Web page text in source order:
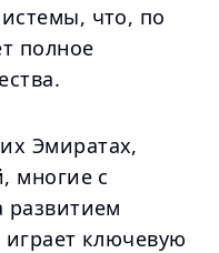
что, по
полное
Эмиратах,
многие с
развитием
ключевую